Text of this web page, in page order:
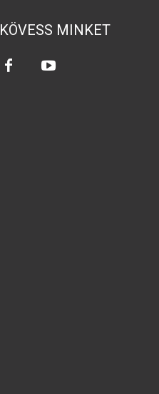
KÖVESS MINKET